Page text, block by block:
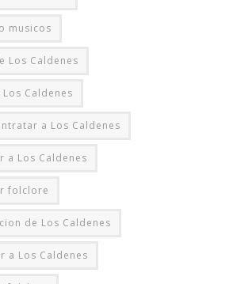
musicos
Los Caldenes
Caldenes
a Los Caldenes
a Los Caldenes
folclore
de Los Caldenes
a Los Caldenes